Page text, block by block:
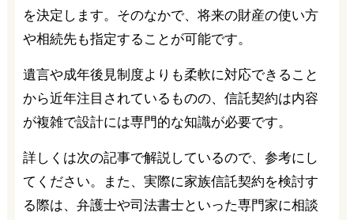
を決定します。そのなかで、将来の財産の使い方
や相続先も指定することが可能です。
遺言や成年後見制度よりも柔軟に対応できること
から近年注目されているものの、信託契約は内容
が複雑で設計には専門的な知識が必要です。
詳しくは次の記事で解説しているので、参考にし
てください。また、実際に家族信託契約を検討す
る際は、弁護士や司法書士といった専門家に相談